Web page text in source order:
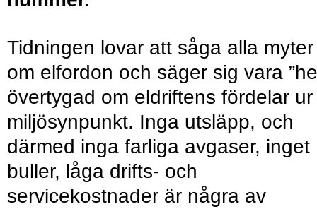
Tidningen lovar att såga alla myter
om elfordon och säger sig vara
övertygad om eldriftens fördelar ur
miljösynpunkt. Inga utsläpp, och
därmed inga farliga avgaser, inget
buller, låga drifts- och
servicekostnader är några av